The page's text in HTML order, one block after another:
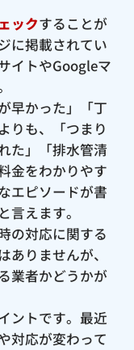
ックすることが
に掲載されてい
イトやGoogleマ
早かった」「丁
りも、「つまり
た」「排水管清
金をわかりやす
エピソードが書
言えます。
の対応に関する
りませんが、
業者かどうかが
ントです。最近
対応が変わって